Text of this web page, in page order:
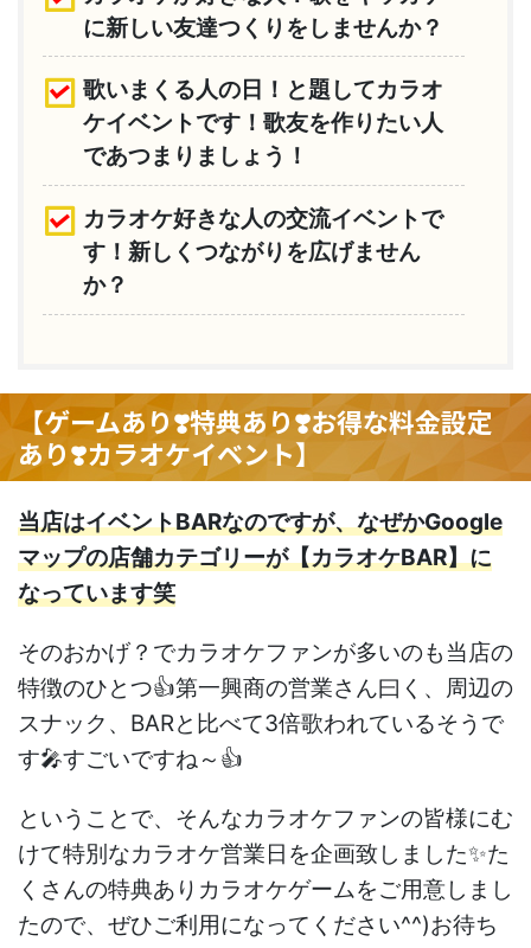
に新しい友達つくりをしませんか？
歌いまくる人の日！と題してカラオ
ケイベントです！歌友を作りたい人
であつまりましょう！
カラオケ好きな人の交流イベントで
す！新しくつながりを広げません
か？
【ゲームあり❣️特典あり❣️お得な料金設定
あり❣️カラオケイベント】
当店はイベントBARなのですが、なぜかGoogle
マップの店舗カテゴリーが【カラオケBAR】に
なっています笑
そのおかげ？でカラオケファンが多いのも当店の
特徴のひとつ👍第一興商の営業さん曰く、周辺の
スナック、BARと比べて3倍歌われているそうで
す🎤すごいですね～👍
ということで、そんなカラオケファンの皆様にむ
けて特別なカラオケ営業日を企画致しました✨た
くさんの特典ありカラオケゲームをご用意しまし
たので、ぜひご利用になってください^^)お待ち